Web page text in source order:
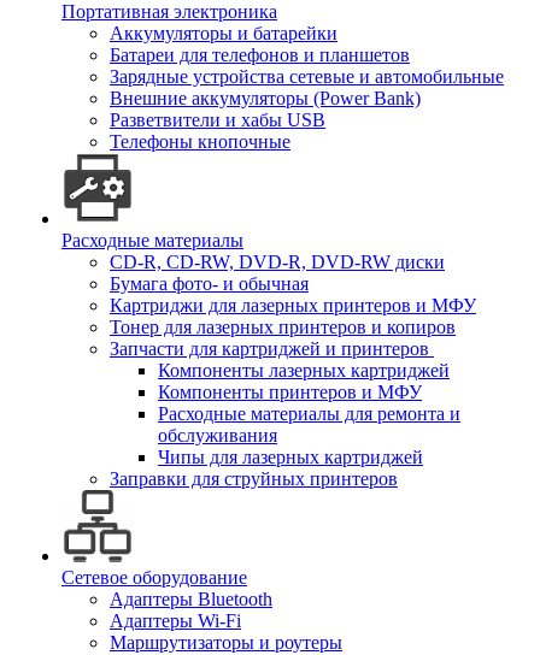
Портативная электроника
Аккумуляторы и батарейки
Батареи для телефонов и планшетов
Зарядные устройства сетевые и автомобильные
Внешние аккумуляторы (Power Bank)
Разветвители и хабы USB
Телефоны кнопочные
Расходные материалы
CD-R, CD-RW, DVD-R, DVD-RW диски
Бумага фото- и обычная
Картриджи для лазерных принтеров и МФУ
Тонер для лазерных принтеров и копиров
Запчасти для картриджей и принтеров
Компоненты лазерных картриджей
Компоненты принтеров и МФУ
Расходные материалы для ремонта и
обслуживания
Чипы для лазерных картриджей
Заправки для струйных принтеров
Сетевое оборудование
Адаптеры Bluetooth
Адаптеры Wi-Fi
Маршрутизаторы и роутеры